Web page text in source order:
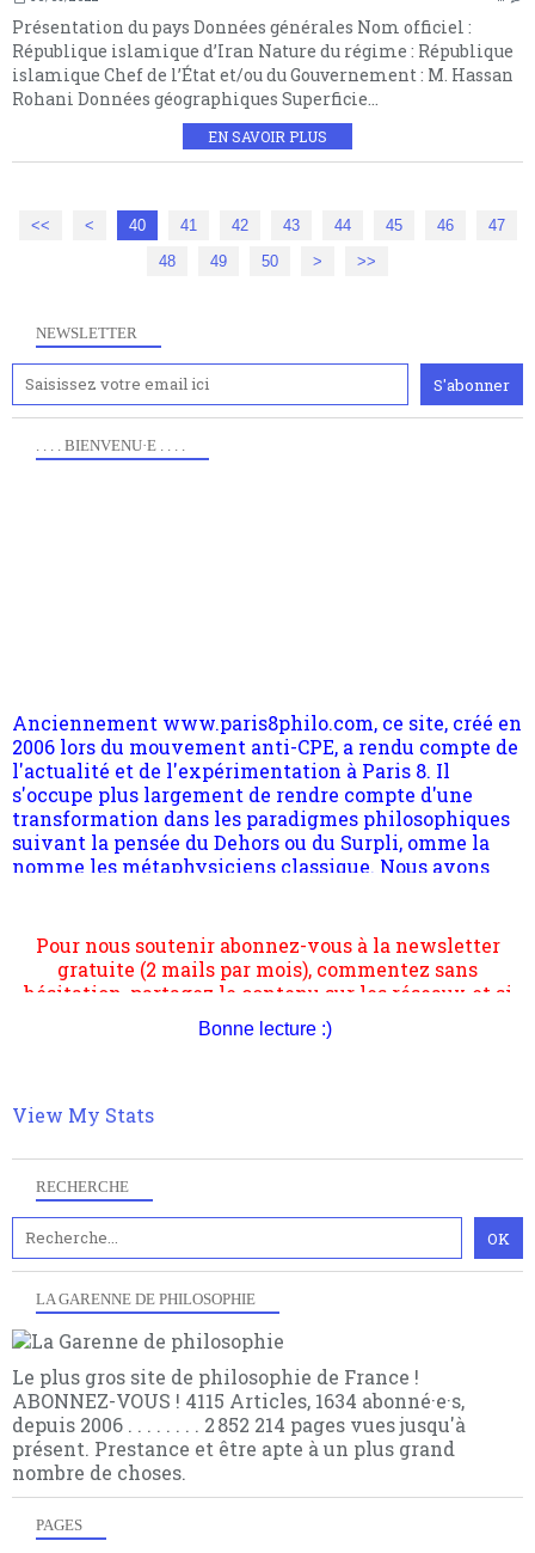
Présentation du pays Données générales Nom officiel :
République islamique d’Iran Nature du régime : République
islamique Chef de l’État et/ou du Gouvernement : M. Hassan
Rohani Données géographiques Superficie...
EN SAVOIR PLUS
<< < 10
20
30
40 41 42 43 44 45 46
47
48
49 50 60
70
80
90
100
> >>
NEWSLETTER
RECHERCHE
LA GARENNE DE PHILOSOPHIE
Le plus gros site de philosophie de France !
ABONNEZ-VOUS ! 4115 Articles, 1634 abonné·e·s,
depuis 2006 . . . . . . . . 2 852 214 pages vues jusqu'à
présent. Prestance et être apte à un plus grand
nombre de choses.
PAGES
. . . . BIENVENU·E . . . .
s'occupe plus largement de rendre compte d'une
transformation dans les paradigmes philosophiques
suivant la pensée du Dehors ou du Surpli, omme la
nomme les métaphysiciens classique. Nous avons
quant à nous déjà basculé d'emblée dans la modernité
quantique, résolvant la plupart des impasses
philosophique du WWe siècle. Cette pensée hors
contrat est la marque d'une complexité, riche de
choses.
Pour nous soutenir abonnez-vous à la newsletter
vous le pouvez faîtes des liens depuis votre site.
Bonne lecture :)
View My Stats